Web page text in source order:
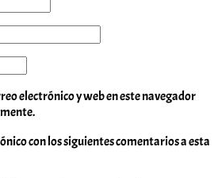
electrónico y web en este navegador
con los siguientes comentarios a esta